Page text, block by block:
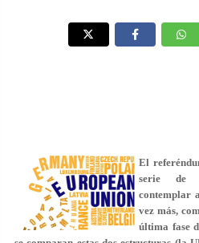
El
serie de
contemplar
vez más,
última fase